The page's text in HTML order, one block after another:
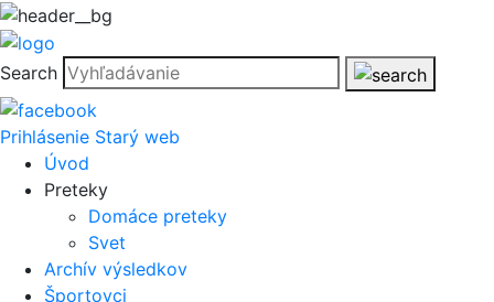
Search
Prihlásenie Starý web
Úvod
Preteky
Domáce preteky
Svet
Archív výsledkov
Športovci